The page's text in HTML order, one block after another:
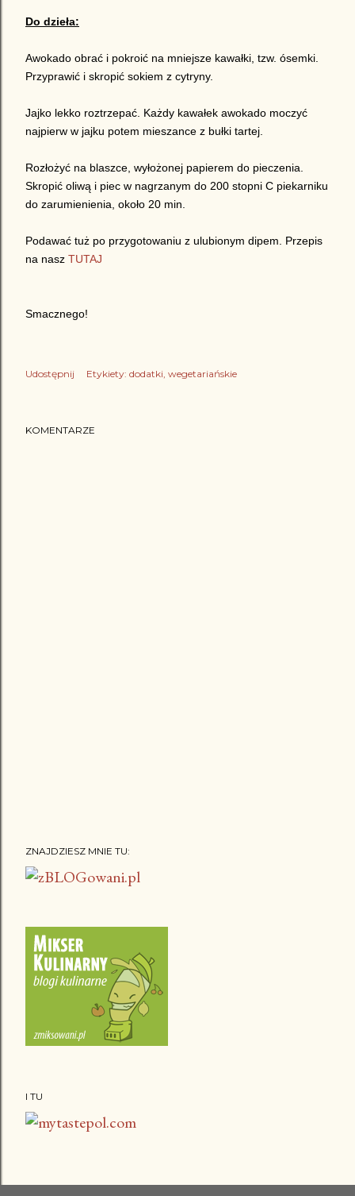
Do dzieła:
Awokado obrać i pokroić na mniejsze kawałki, tzw. ósemki.
Przyprawić i skropić sokiem z cytryny.
Jajko lekko roztrzepać. Każdy kawałek awokado moczyć
najpierw w jajku potem mieszance z bułki tartej.
Rozłożyć na blaszce, wyłożonej papierem do pieczenia.
Skropić oliwą i piec w nagrzanym do 200 stopni C piekarniku
do zarumienienia, około 20 min.
Podawać tuż po przygotowaniu z ulubionym dipem. Przepis
na nasz TUTAJ
Smacznego!
Udostępnij Etykiety: dodatki wegetariańskie
KOMENTARZE
ZNAJDZIESZ MNIE TU:
I TU